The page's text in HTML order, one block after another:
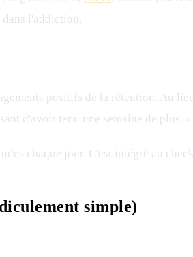
l'addiction.
positifs de la rétention. Au
d'avoir tenu une semaine de plus. »
chaque jour. C'est intégré au
simple)